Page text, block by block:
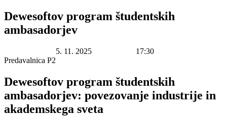
Dewesoftov program študentskih
ambasadorjev
5. 11. 2025 17:30
Predavalnica P2
Dewesoftov program študentskih
ambasadorjev: povezovanje industrije in
akademskega sveta